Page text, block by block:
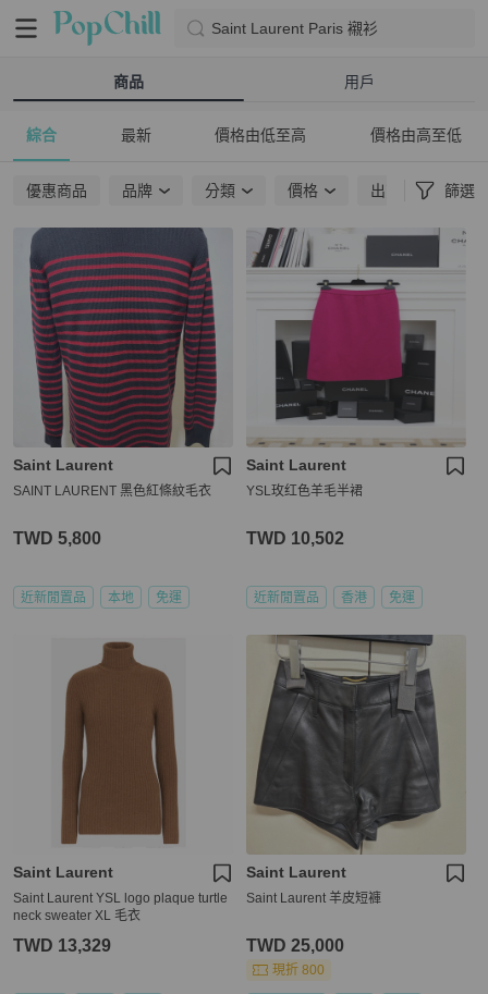
Saint Laurent Paris 襯衫
商品 用戶
綜合 最新 價格由低至高 價格由高至低
優惠商品 品牌 分類 價格 出貨地點 篩選
Saint Laurent
SAINT LAURENT 黑色紅條紋毛衣
TWD 5,800
近新閒置品 本地 免運
Saint Laurent
YSL玫红色羊毛半裙
TWD 10,502
近新閒置品 香港 免運
Saint Laurent
Saint Laurent YSL logo plaque turtle
neck sweater XL 毛衣
TWD 13,329
Saint Laurent
Saint Laurent 羊皮短褲
TWD 25,000
現折 800